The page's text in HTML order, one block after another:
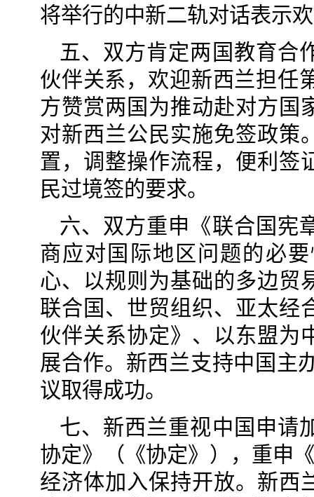
将举行的中新二轨对话表示
五、双方肯定两国教育合
伙伴关系，欢迎新西兰担任
方赞赏两国为推动赴对方国
对新西兰公民实施免签政策
置，调整操作流程，便利签
民过境签的要求。
六、双方重申《联合国宪
商应对国际地区问题的必
心、以规则为基础的多边贸
联合国、世贸组织、亚太经
伙伴关系协定》、以东盟为
展合作。新西兰支持中国主
议取得成功。
七、新西兰重视中国申请
协定》（《协定》），重申
经济体加入保持开放。新西